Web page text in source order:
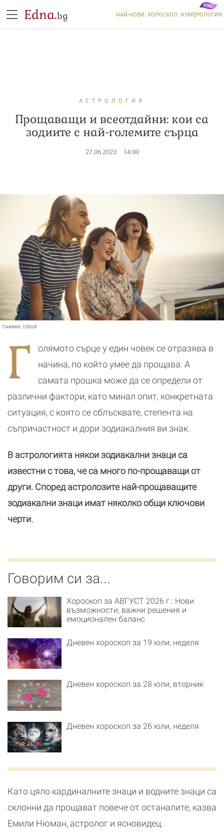
Edna.bg НАЙ-НОВИ ХОРОСКОП НУМЕРОЛОГИЯ
АСТРОЛОГИЯ
Прощаващи и всеотдайни: кои са
зодиите с най-големите сърца
27.06.2023 14:00
Снимка: iStock
Г
олямото сърце у един човек се отразява в
начина, по който умее да прощава. А
самата прошка може да се определи от
различни фактори, като минал опит, конкретната
ситуация, с която се сблъсквате, степента на
съпричастност и дори зодиакалния ви знак.
В астрологията някои зодиакални знаци са
известни с това, че са много по-прощаващи от
други. Според астролозите най-прощаващите
зодиакални знаци имат няколко общи ключови
черти.
Говорим си за...
Хороскоп за АВГУСТ 2026 г.: Нови
възможности, важни решения и
емоционален баланс
Дневен хороскоп за 19 юли, неделя
Дневен хороскоп за 28 юли, вторник
Дневен хороскоп за 26 юли, неделя
Като цяло кардиналните знаци и водните знаци са
склонни да прощават повече от останалите, казва
Емили Нюман, астролог и ясновидец.